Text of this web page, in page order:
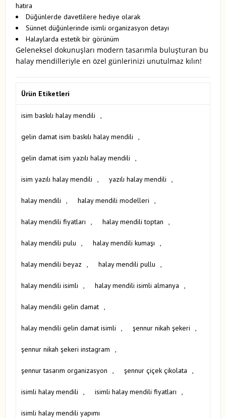
hatıra
Düğünlerde davetlilere hediye olarak
Sünnet düğünlerinde isimli organizasyon detayı
Halaylarda estetik bir görünüm
Geleneksel dokunuşları modern tasarımla buluşturan bu
halay mendilleriyle en özel günlerinizi unutulmaz kılın!
Ürün Etiketleri
isim baskılı halay mendili ,
gelin damat isim baskılı halay mendili ,
gelin damat isim yazılı halay mendili ,
isim yazılı halay mendili , yazılı halay mendili ,
halay mendili , halay mendili modelleri ,
halay mendili fiyatları , halay mendili toptan ,
halay mendili pulu , halay mendili kumaşı ,
halay mendili beyaz , halay mendili pullu ,
halay mendili isimli , halay mendili isimli almanya ,
halay mendili gelin damat ,
halay mendili gelin damat isimli , şennur nikah şekeri ,
şennur nikah şekeri instagram ,
şennur tasarım organizasyon , şennur çiçek çikolata ,
isimli halay mendili , isimli halay mendili fiyatları ,
isimli halay mendili yapımı